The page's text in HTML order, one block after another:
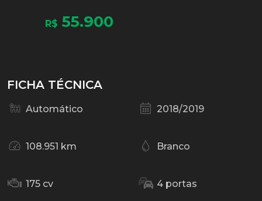
R$ 55.900
FICHA TÉCNICA
Automático 2018/2019
108.951 km Branco
175 cv 4 portas